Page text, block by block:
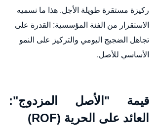
ركيزة مستقرة طويلة الأجل. هذا ما نسميه
الاستقرار من الفئة المؤسسية: القدرة على
تجاهل الضجيج اليومي والتركيز على النمو
الأساسي للأصل.
العائد على الحرية (ROF)